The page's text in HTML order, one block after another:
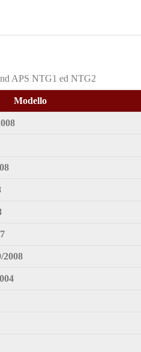
APS NTG1 ed NTG2
Modello
2008